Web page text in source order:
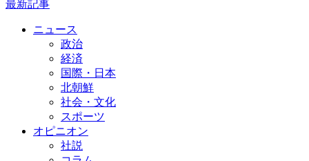
最新記事
ニュース
政治
経済
国際・日本
北朝鮮
社会・文化
スポーツ
オピニオン
社説